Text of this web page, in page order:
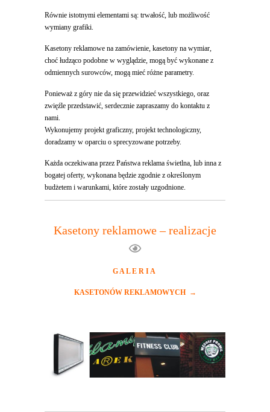
Równie istotnymi elementami są: trwałość, lub możliwość
wymiany grafiki.
Kasetony reklamowe na zamówienie, kasetony na wymiar,
choć łudząco podobne w wyglądzie, mogą być wykonane z
odmiennych surowców, mogą mieć różne parametry.
Ponieważ z góry nie da się przewidzieć wszystkiego, oraz
zwięźle przedstawić, serdecznie zapraszamy do kontaktu z
nami.
Wykonujemy projekt graficzny, projekt technologiczny,
doradzamy w oparciu o sprecyzowane potrzeby.
Każda oczekiwana przez Państwa reklama świetlna, lub inna z
bogatej oferty, wykonana będzie zgodnie z określonym
budżetem i warunkami, które zostały uzgodnione.
Kasetony reklamowe – realizacje
G A L E R I A
KASETONÓW REKLAMOWYCH →